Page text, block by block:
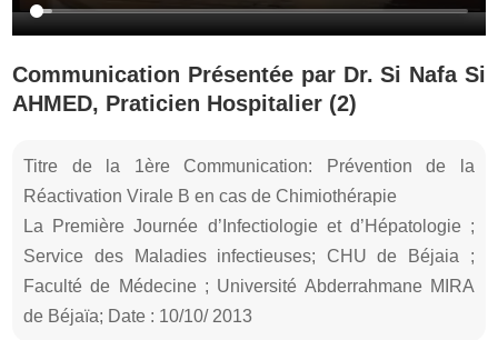
Communication Présentée par Dr. Si Nafa Si
AHMED, Praticien Hospitalier (2)
Titre de la 1ère Communication: Prévention de la
Réactivation Virale B en cas de Chimiothérapie
La Première Journée d’Infectiologie et d’Hépatologie ;
Service des Maladies infectieuses; CHU de Béjaia ;
Faculté de Médecine ; Université Abderrahmane MIRA
de Béjaïa; Date : 10/10/ 2013